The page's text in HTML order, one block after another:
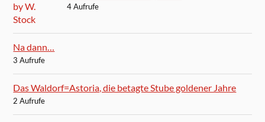
4 Aufrufe
Na dann…
3 Aufrufe
Das Waldorf=Astoria, die betagte Stube goldener Jahre
2 Aufrufe